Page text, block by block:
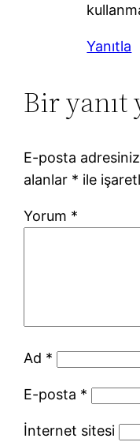
Yanıtla
Bir yanıt
E-posta
alanlar * ile
Yorum *
Ad *
E-posta *
İnternet sitesi